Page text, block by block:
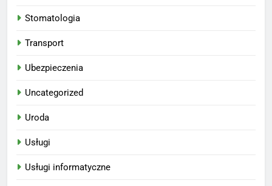
Stomatologia
Transport
Ubezpieczenia
Uncategorized
Uroda
Usługi
Usługi informatyczne